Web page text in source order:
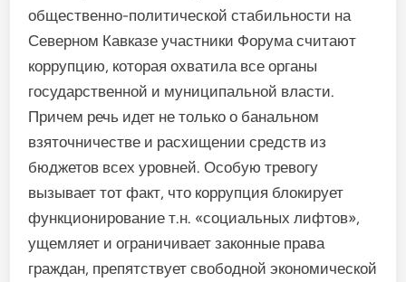
общественно-политической стабильности на
Северном Кавказе участники Форума считают
коррупцию, которая охватила все органы
государственной и муниципальной власти.
Причем речь идет не только о банальном
взяточничестве и расхищении средств из
бюджетов всех уровней. Особую тревогу
вызывает тот факт, что коррупция блокирует
функционирование т.н. «социальных лифтов»,
ущемляет и ограничивает законные права
граждан, препятствует свободной экономической